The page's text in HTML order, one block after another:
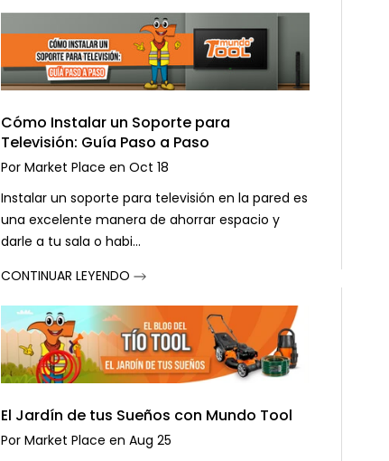
Cómo Instalar un Soporte para
Televisión: Guía Paso a Paso
Por Market Place en Oct 18
Instalar un soporte para televisión en la pared es
una excelente manera de ahorrar espacio y
darle a tu sala o habi...
CONTINUAR LEYENDO
El Jardín de tus Sueños con Mundo Tool
Por Market Place en Aug 25